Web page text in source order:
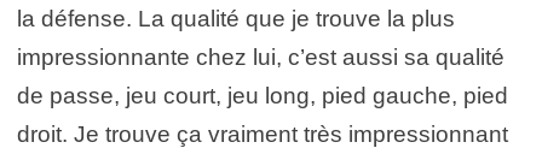
la défense. La qualité que je trouve la plus
impressionnante chez lui, c’est aussi sa qualité
de passe, jeu court, jeu long, pied gauche, pied
droit. Je trouve ça vraiment très impressionnant